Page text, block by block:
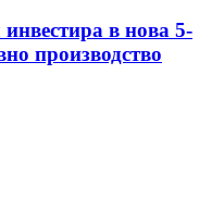
в нова 5-
производство